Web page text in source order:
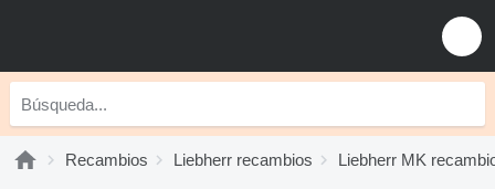
Recambios Liebherr recambios Liebherr MK